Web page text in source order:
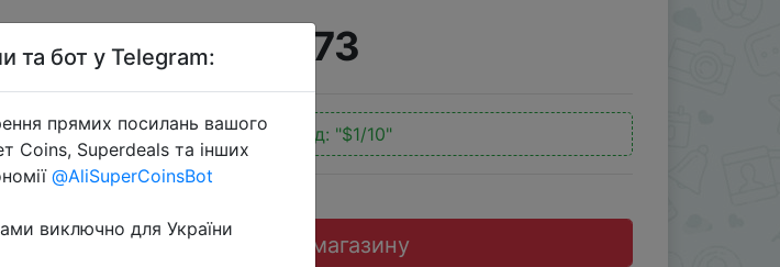
$16.73
Промокод: "$1/10"
Перейти до магазину
та бот у Telegram:
прямих посилань вашого
Coins, Superdeals та інших
@AliSuperCoinsBot
виключно для України